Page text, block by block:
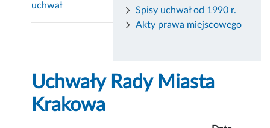
Spisy uchwał od 1990 r.
Akty prawa miejscowego
uchwał
Uchwały Rady Miasta
Krakowa